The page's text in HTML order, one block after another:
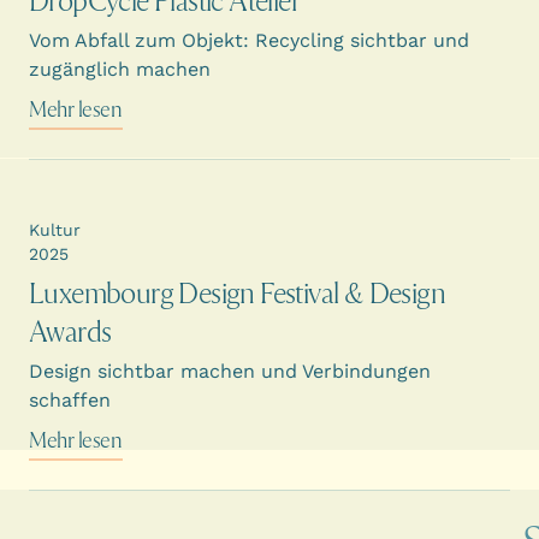
Vom Abfall zum Objekt: Recycling sichtbar und
zugänglich machen
Mehr lesen
Luxembourg Design Festival & Design
Awards
Design sichtbar machen und Verbindungen
schaffen
Kultur
2025
Mehr lesen